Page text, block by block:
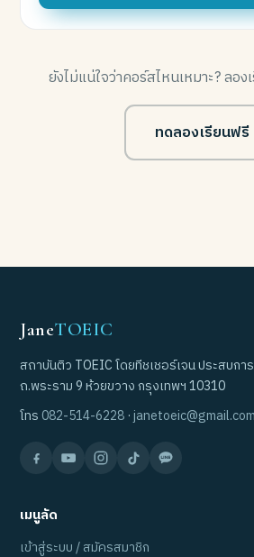
ยังไม่แน่ใจว่าคอร์สไหนเหมาะ? ลอ
ทดลองเรียนฟรี
JaneTOEIC
สถาบันติว TOEIC โดยทีชเชอร์เจน ประสบก
ถ.พระราม 9 ห้วยขวาง กรุงเทพฯ 10310
โทร 082-514-6228 ·janetoeic@gmail.com
เมนูลัด
เข้าสู่ระบบ / สมัครสมาชิก